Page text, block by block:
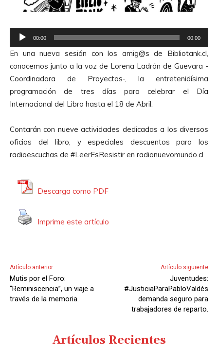
e
p
r
o
d
u
t
o
r
00:00 00:00
En una nueva sesión con los amig@s de Bibliotank.cl,
conocemos junto a la voz de Lorena Ladrón de Guevara -
Coordinadora de Proyectos-, la entretenidísima
programación de tres días para celebrar el Día
Internacional del Libro hasta el 18 de Abril.
Contarán con nueve actividades dedicadas a los diversos
oficios del libro, y especiales descuentos para los
radioescuchas de #LeerEsResistir en radionuevomundo.cl
Descarga como PDF
Imprime este artículo
Artículo anterior
Mutis por el Foro:
“Reminiscencia”, un viaje a
través de la memoria.
Artículo siguiente
Juventudes:
#JusticiaParaPabloValdés
demanda seguro para
trabajadores de reparto.
Artículos Recientes